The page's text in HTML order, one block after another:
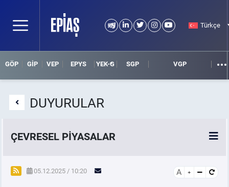
Türkçe
GÖP GİP VEP EPYS YEK-G SGP VGP
DUYURULAR
ÇEVRESEL PİYASALAR
YEK-G Piyasası
05.12.2025 / 10:20 A